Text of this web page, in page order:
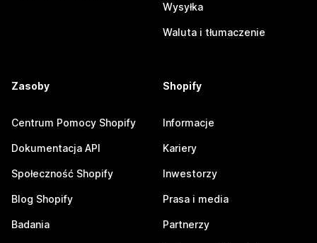
Wysyłka
Waluta i tłumaczenie
Zasoby
Centrum Pomocy Shopify
Dokumentacja API
Społeczność Shopify
Blog Shopify
Badania
Shopify
Informacje
Kariery
Inwestorzy
Prasa i media
Partnerzy